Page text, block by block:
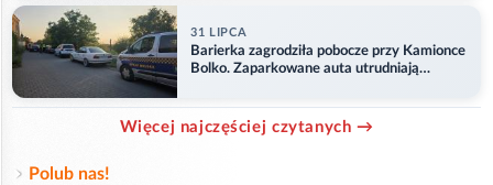
31 LIPCA
Barierka zagrodziła pobocze przy Kamionce
Bolko. Zaparkowane auta utrudniają
Więcej najczęściej czytanych →
Polub nas!